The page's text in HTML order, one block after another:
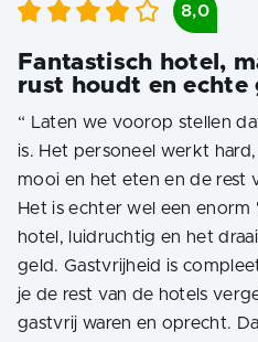
8,0
Fantastisch hotel,
rust houdt en echte
“ Laten we voorop stellen
is. Het personeel werkt
mooi en het eten en de rest
Het is echter wel een enorm
hotel, luidruchtig en het
geld. Gastvrijheid is
je de rest van de hotels
gastvrij waren en oprecht.